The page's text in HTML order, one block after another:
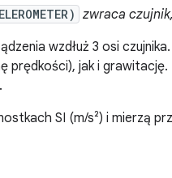
zwraca
wzdłuż 3 osi
prędkości), jak i
SI (m/s²) i mierzą